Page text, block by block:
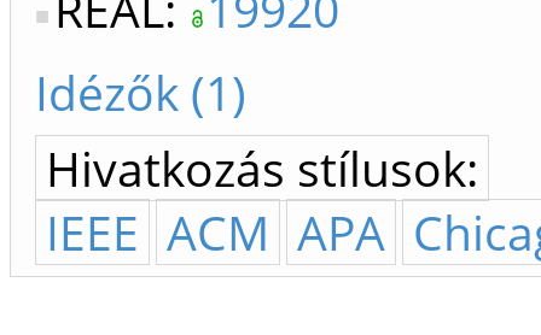
Idézők (1)
Hivatkozás stílusok:
IEEE ACM APA